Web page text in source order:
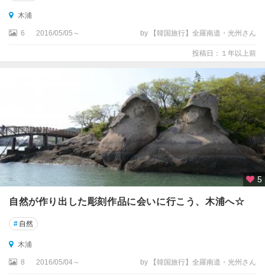
木浦
6 2016/05/05～ by 【韓国旅行】全羅南道・光州さん
投稿日：１年以上前
5
自然が作り出した彫刻作品に会いに行こう、木浦へ☆
# 自然
木浦
8 2016/05/04～ by 【韓国旅行】全羅南道・光州さん